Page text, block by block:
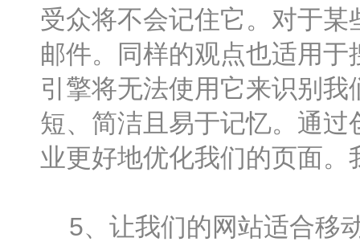
受众将不会记住它。对于
邮件。同样的观点也适用
引擎将无法使用它来识别
短、简洁且易于记忆。通
业更好地优化我们的页面
5、让我们的网站适合移